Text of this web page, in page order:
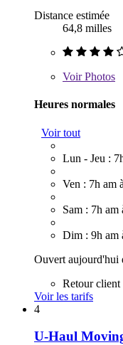
Distance estimée
64,8 milles
VoirPhotos
Heures normales
Voir tout
Lun - Jeu :
Ven : 7h am
Sam : 7h am
Dim : 9h am
Ouvert aujourd'hui
Retour client
Voir les tarifs
4
U-Haul